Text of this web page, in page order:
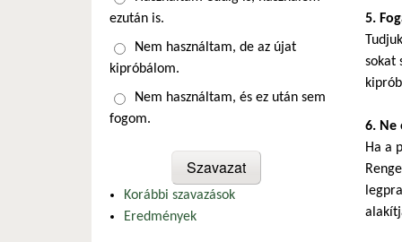
5.
sokat
6. Ne
Ha a
ezután is.
Nem használtam, de az újat
kipróbálom.
Nem használtam, és ez után sem
fogom.
Korábbi szavazások
Eredmények